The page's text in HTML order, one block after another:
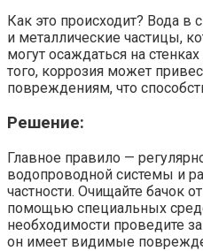
Как это происходит? Вода
и металлические частицы,
могут осаждаться на
того, коррозия может
повреждениям, что
Решение:
Главное правило —
водопроводной системы и
частности. Очищайте бачок
помощью специальных
необходимости проведите
он имеет видимые